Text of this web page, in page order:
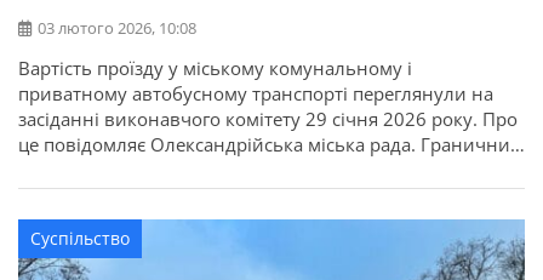
03 лютого 2026, 10:08
Вартість проїзду у міському комунальному і
приватному автобусному транспорті переглянули на
засіданні виконавчого комітету 29 січня 2026 року. Про
це повідомляє Олександрійська міська рада. Граничний
межах Олександрії затвердили в розмірі 15 гривень, на
маршрутах №№ 81/2, 81/3, 81/4, що курсують до селища
Олександрійського, – 20 гривень. Новий […]
Суспільство